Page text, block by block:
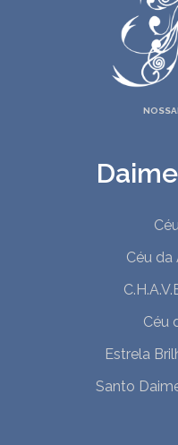
Céu da
Céu
Estrela
Santo